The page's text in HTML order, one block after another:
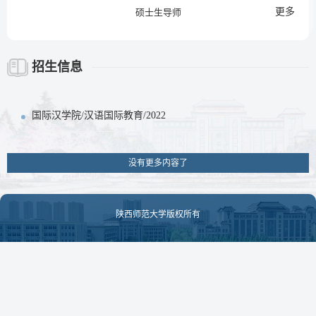
硕士生导师 更多
招生信息
国际汉学院/汉语国际教育/2022
没有更多内容了
陕西师范大学版权所有